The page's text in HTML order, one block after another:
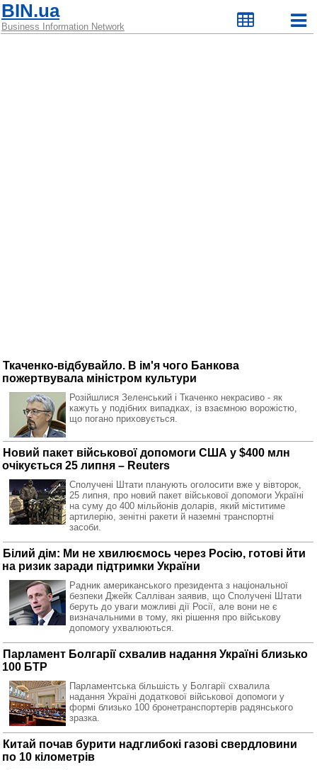
BIN.ua
Business Information Network
Ткаченко-відбувайло. В ім'я чого Банкова
пожертвувала міністром культури
Розійшлися Зеленський і Ткаченко некрасиво - як
кажуть у подібних випадках, із взаємною ворожістю,
що погано приховується.
Новий пакет військової допомоги США у $400 млн
очікується 25 липня – Reuters
Сполучені Штати планують оголосити вже у вівторок,
25 липня, про новий пакет військової допомоги Україні
на суму до 400 мільйонів доларів, який міститиме
артилерію, зенітні ракети й наземні транспортні
засоби.
Білий дім: Ми не хвилюємось через Росію, готові йти
на ризик заради підтримки України
Радник американського президента з національної
безпеки Джейк Салліван заявив, що Сполучені Штати
беруть до уваги можливі дії Росії, але вони не є
визначальними в тому, які рішення про військову
допомогу ухвалюються.
Парламент Болгарії схвалив надання Україні близько
100 БТР
Парламентська більшість у Болгарії схвалила
надання Україні додаткової військової допомоги у
формі близько 100 бронетранспортерів радянського
зразка.
Китай почав бурити надглибокі газові свердловини
по 10 кілометрів